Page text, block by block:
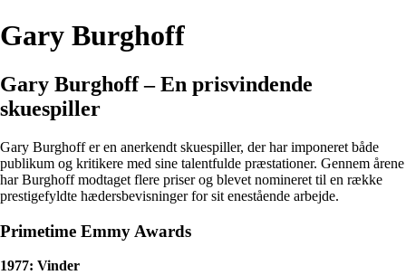
Gary Burghoff
Gary Burghoff – En prisvindende
skuespiller
Gary Burghoff er en anerkendt skuespiller, der har imponeret både
publikum og kritikere med sine talentfulde præstationer. Gennem årene
har Burghoff modtaget flere priser og blevet nomineret til en række
prestigefyldte hædersbevisninger for sit enestående arbejde.
Primetime Emmy Awards
1977: Vinder